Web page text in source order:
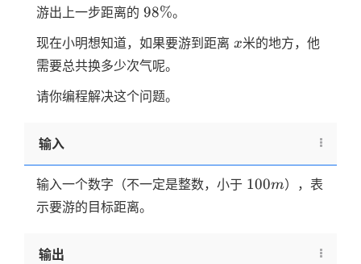
游出上一步距离的 98
98%。
现在小明想知道，如果要游到距离 x
x米的地方，他
需要总共换多少次气呢。
请你编程解决这个问题。
输入
输入一个数字（不一定是整数，小于 100m
100m），表
示要游的目标距离。
输出